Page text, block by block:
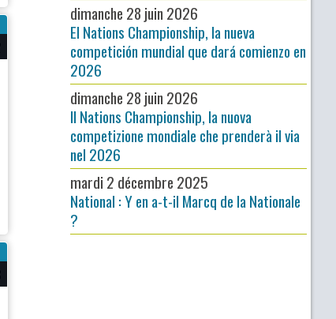
dimanche 28 juin 2026
El Nations Championship, la nueva
competición mundial que dará comienzo en
2026
dimanche 28 juin 2026
Il Nations Championship, la nuova
competizione mondiale che prenderà il via
nel 2026
mardi 2 décembre 2025
National : Y en a-t-il Marcq de la Nationale
?